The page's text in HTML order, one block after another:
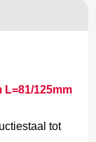
L=81/125mm
tot